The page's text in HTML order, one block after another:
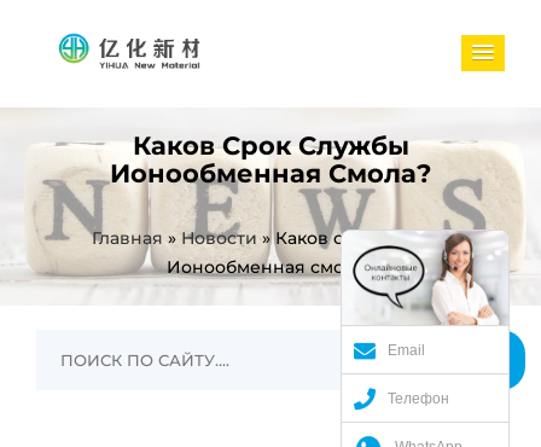
Каков Срок Службы
Ионообменная Смола?
Главная» Новости »Каков срок службы
Ионообменная смола?
Email
Телефон